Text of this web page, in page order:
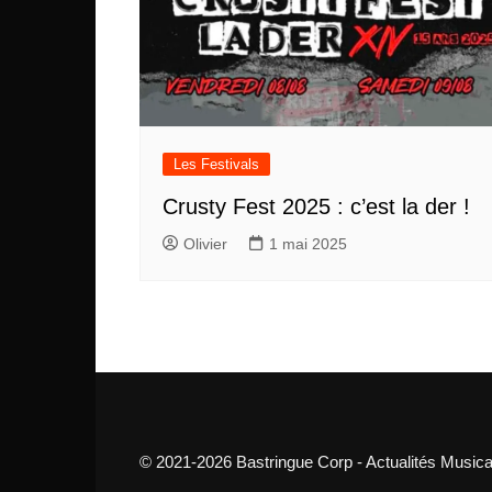
Les Festivals
Crusty Fest 2025 : c’est la der !
Olivier 1 mai 2025
© 2021-2026 Bastringue Corp - Actualités